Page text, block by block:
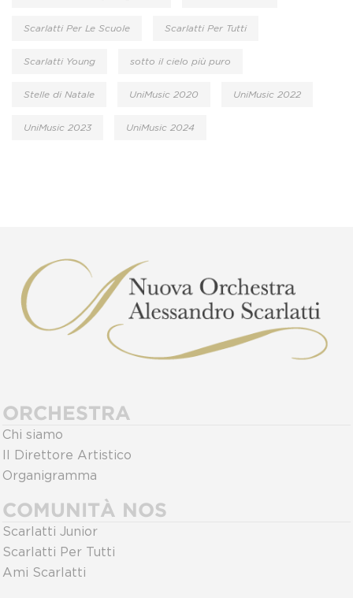
Scarlatti Per Le Scuole Scarlatti Per Tutti
Scarlatti Young sotto il cielo più puro
Stelle di Natale UniMusic 2020 UniMusic 2022
UniMusic 2023 UniMusic 2024
ORCHESTRA
Chi siamo
Il Direttore Artistico
Organigramma
COMUNITÀ NOS
Scarlatti Junior
Scarlatti Per Tutti
Ami Scarlatti